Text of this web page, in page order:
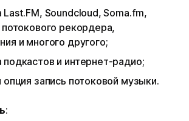
Soundcloud, Soma.fm,
рекордера,
и многого другого;
и интернет-радио;
опция запись потоковой музыки.
: